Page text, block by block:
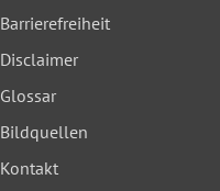
Barrierefreiheit
Disclaimer
Glossar
Bildquellen
Kontakt